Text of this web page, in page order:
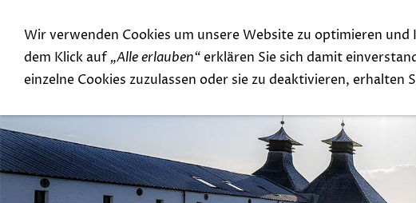
Special Offer Top Rarities Whisky
Wir verwenden Cookies um unsere Website zu optimieren und
dem Klick auf „Alle erlauben“erklären Sie sich damit
einzelne Cookies zuzulassen oder sie zu deaktivieren, erhalten